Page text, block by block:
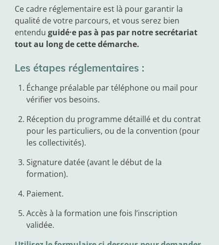
Ce cadre réglementaire est là pour garantir la
qualité de votre parcours, et vous serez bien
entendu guidé·e pas à pas par notre secrétariat
tout au long de cette démarche.
Les étapes réglementaires :
Échange préalable par téléphone ou mail pour
vérifier vos besoins.
Réception du programme détaillé et du contrat
pour les particuliers, ou de la convention (pour
les collectivités).
Signature datée (avant le début de la
formation).
Paiement.
Accès à la formation une fois l’inscription
validée.